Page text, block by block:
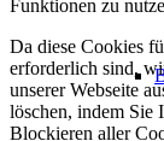
Funktionen zu
Da diese Cookies
erforderlich sind,
unserer Webseite
löschen, indem Sie
Blockieren aller